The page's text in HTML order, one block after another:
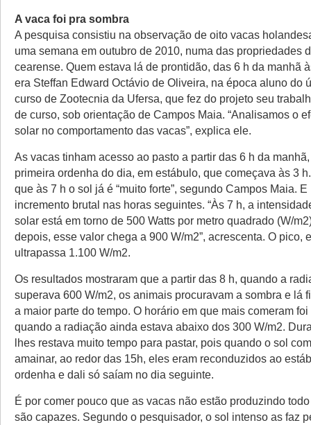
A vaca foi pra sombra
A pesquisa consistiu na observação de oito vacas
uma semana em outubro de 2010, numa das propriedades
cearense. Quem estava lá de prontidão, das 6 h da manhã
era Steffan Edward Octávio de Oliveira, na época aluno do
curso de Zootecnia da Ufersa, que fez do projeto seu
de curso, sob orientação de Campos Maia. “Analisamos o
solar no comportamento das vacas”, explica ele.
As vacas tinham acesso ao pasto a partir das 6 h da
primeira ordenha do dia, em estábulo, que começava às 3
que às 7 h o sol já é “muito forte”, segundo Campos Maia. E
incremento brutal nas horas seguintes. “Às 7 h, a
solar está em torno de 500 Watts por metro quadrado (W/
depois, esse valor chega a 900 W/m2”, acrescenta. O pico,
ultrapassa 1.100 W/m2.
Os resultados mostraram que a partir das 8 h, quando a
superava 600 W/m2, os animais procuravam a sombra e lá
a maior parte do tempo. O horário em que mais comeram
quando a radiação ainda estava abaixo dos 300 W/m2.
lhes restava muito tempo para pastar, pois quando o sol
amainar, ao redor das 15h, eles eram reconduzidos ao
ordenha e dali só saíam no dia seguinte.
É por comer pouco que as vacas não estão produzindo
são capazes. Segundo o pesquisador, o sol intenso as faz